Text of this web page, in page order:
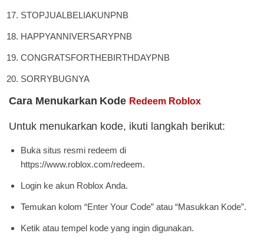
STOPJUALBELIAKUNPNB
HAPPYANNIVERSARYPNB
CONGRATSFORTHEBIRTHDAYPNB
SORRYBUGNYA
Cara Menukarkan Kode Redeem Roblox
Untuk menukarkan kode, ikuti langkah berikut:
Buka situs resmi redeem di
https://www.roblox.com/redeem.
Login ke akun Roblox Anda.
Temukan kolom “Enter Your Code” atau “Masukkan Kode”.
Ketik atau tempel kode yang ingin digunakan.